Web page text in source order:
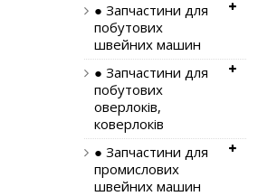
● Запчастини для
побутових
швейних машин
● Запчастини для
побутових
оверлоків,
коверлоків
● Запчастини для
промислових
швейних машин